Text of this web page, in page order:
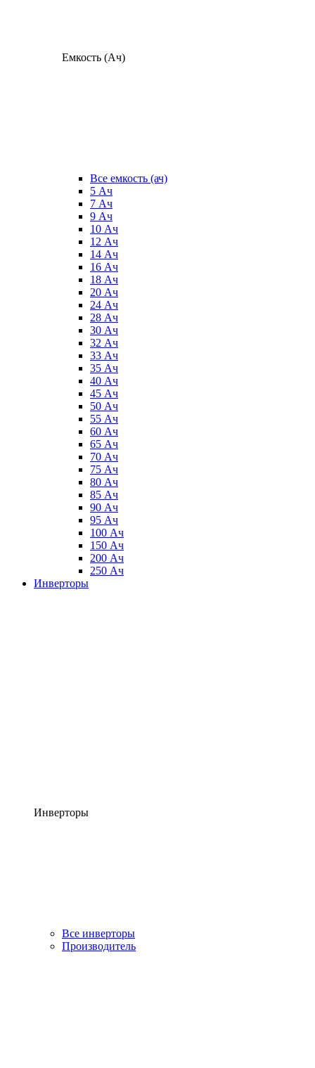
Емкость (Ач)
Все емкость (ач)
5 Ач
7 Ач
9 Ач
10 Ач
12 Ач
14 Ач
16 Ач
18 Ач
20 Ач
24 Ач
28 Ач
30 Ач
32 Ач
33 Ач
35 Ач
40 Ач
45 Ач
50 Ач
55 Ач
60 Ач
65 Ач
70 Ач
75 Ач
80 Ач
85 Ач
90 Ач
95 Ач
100 Ач
150 Ач
200 Ач
250 Ач
Инверторы
Инверторы
Все инверторы
Производитель